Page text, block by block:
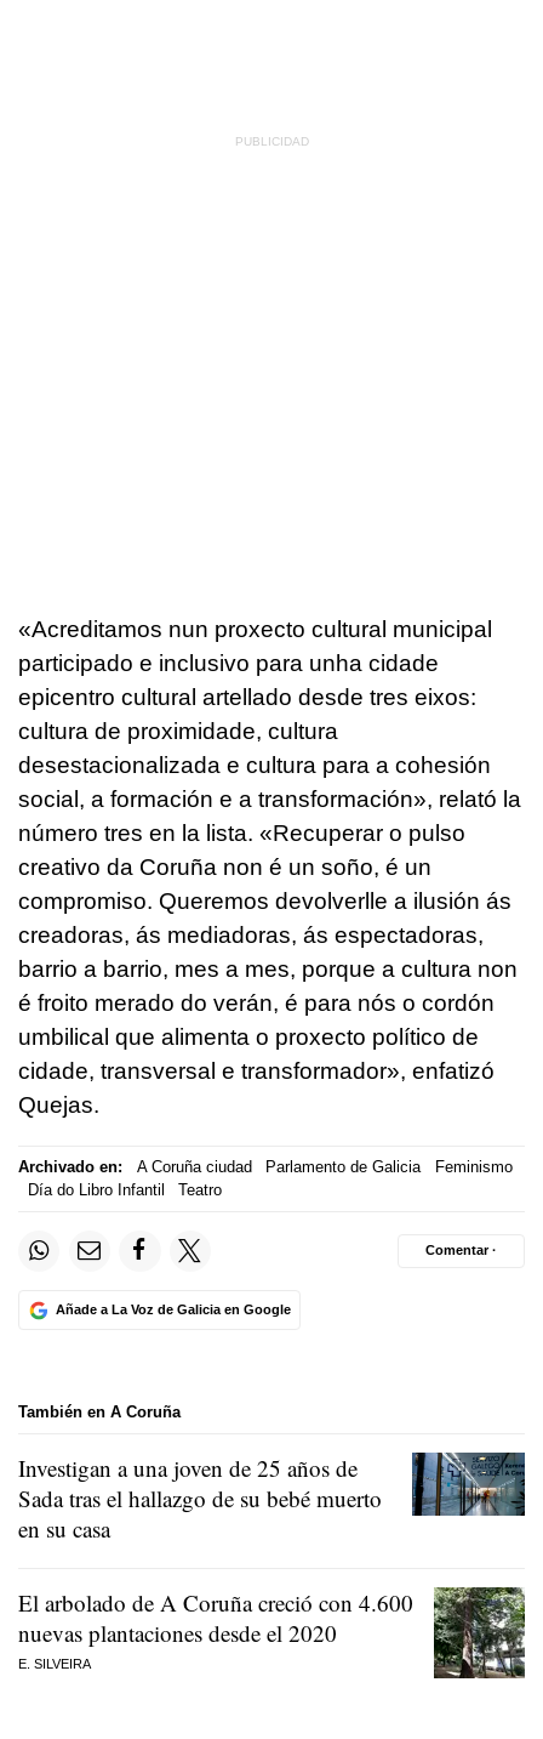
«Acreditamos nun proxecto cultural municipal
participado e inclusivo para unha cidade
epicentro cultural artellado desde tres eixos:
cultura de proximidade, cultura
desestacionalizada e cultura para a cohesión
social, a formación e a transformación», relató la
número tres en la lista. «Recuperar o pulso
creativo da Coruña non é un soño, é un
compromiso. Queremos devolverlle a ilusión ás
creadoras, ás mediadoras, ás espectadoras,
barrio a barrio, mes a mes, porque a cultura non
é froito merado do verán, é para nós o cordón
umbilical que alimenta o proxecto político de
cidade, transversal e transformador», enfatizó
Quejas.
Archivado en: A Coruña ciudad Parlamento de Galicia
Feminismo
Día do Libro Infantil
Teatro
Añade a La Voz de Galicia en Google
Comentar ·
También en A Coruña
Investigan a una joven de 25 años de
Sada tras el hallazgo de su bebé muerto
en su casa
El arbolado de A Coruña creció con 4.600
nuevas plantaciones desde el 2020
E. SILVEIRA